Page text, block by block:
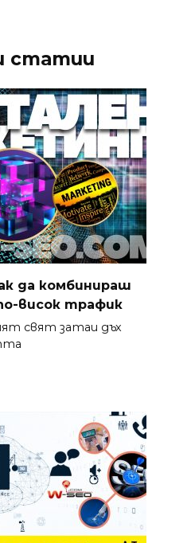
статии
да комбинираш
висок трафик
свят затаи дъх